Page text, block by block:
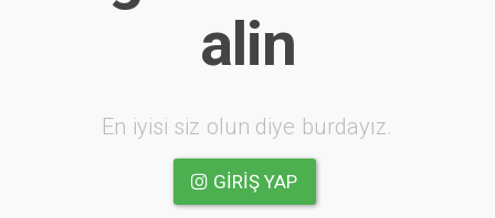
alin
En iyisi siz olun diye burdayız.
GIRIŞ YAP